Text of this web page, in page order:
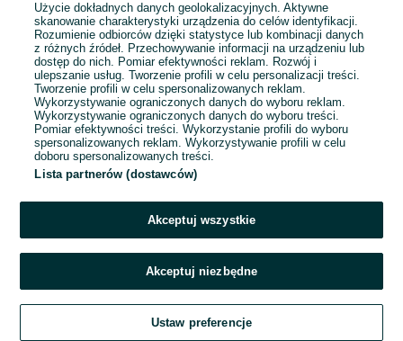
Przejdź na stronę główną
Użycie dokładnych danych geolokalizacyjnych. Aktywne
skanowanie charakterystyki urządzenia do celów identyfikacji.
Rozumienie odbiorców dzięki statystyce lub kombinacji danych
z różnych źródeł. Przechowywanie informacji na urządzeniu lub
dostęp do nich. Pomiar efektywności reklam. Rozwój i
ulepszanie usług. Tworzenie profili w celu personalizacji treści.
Tworzenie profili w celu spersonalizowanych reklam.
Wykorzystywanie ograniczonych danych do wyboru reklam.
Wykorzystywanie ograniczonych danych do wyboru treści.
Pomiar efektywności treści. Wykorzystanie profili do wyboru
spersonalizowanych reklam. Wykorzystywanie profili w celu
doboru spersonalizowanych treści.
Lista partnerów (dostawców)
Akceptuj wszystkie
Akceptuj niezbędne
Ustaw preferencje